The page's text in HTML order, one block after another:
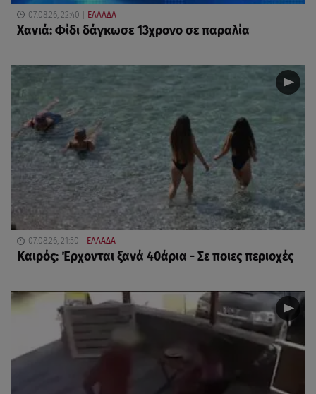
07.08.26, 22:40 ΕΛΛΑΔΑ
Χανιά: Φίδι δάγκωσε 13χρονο σε παραλία
07.08.26, 21:50 ΕΛΛΑΔΑ
Καιρός: Έρχονται ξανά 40άρια - Σε ποιες περιοχές